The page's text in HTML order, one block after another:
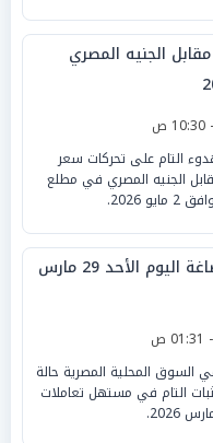
الجنيه المصري
التام على تحركات سعر
الجنيه المصري في مطلع
2026.
أسعار الذهب في الصاغة اليوم الأحد 29 مارس
المحلية المصرية حالة
التام في مستهل تعاملات